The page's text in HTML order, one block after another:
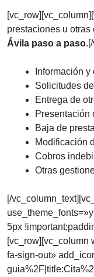
prestaciones u
Ávila paso a paso
Información
Solicitudes
Entrega de
Presentación
Baja de
Modificación
Cobros
Otras
[/
5px
[vc_row][vc_column
fa-sign-out»